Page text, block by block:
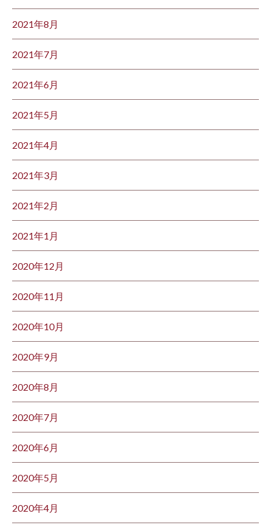
2021年8月
2021年7月
2021年6月
2021年5月
2021年4月
2021年3月
2021年2月
2021年1月
2020年12月
2020年11月
2020年10月
2020年9月
2020年8月
2020年7月
2020年6月
2020年5月
2020年4月